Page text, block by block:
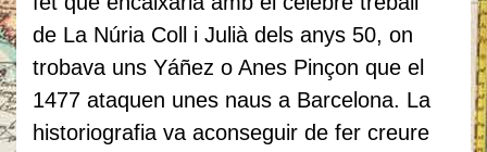
de La Núria Coll i Julià dels anys 50, on
trobava uns Yáñez o Anes Pinçon que el
1477 ataquen unes naus a Barcelona. La
historiografia va aconseguir de fer creure